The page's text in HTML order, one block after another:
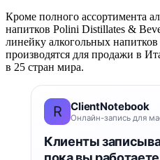
Кроме полного ассортимента
напитков Polini Distillates &
линейку алкогольных
производятся для продажи в
в 25 стран мира.
R ClientNotebook
Онлайн-запись для
Клиенты